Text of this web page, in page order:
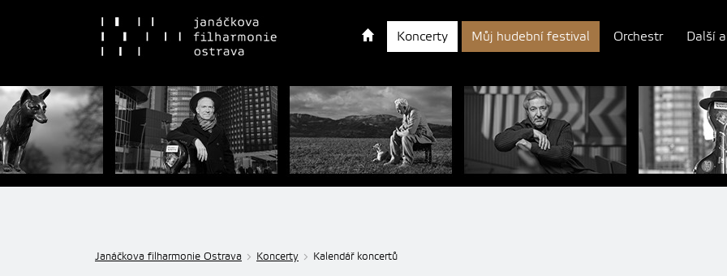
Koncerty Můj hudební festival Orchestr Další
Janáčkova filharmonie Ostrava Koncerty Kalendář koncertů